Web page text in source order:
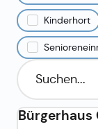
Kinderhort
Bürgerhaus